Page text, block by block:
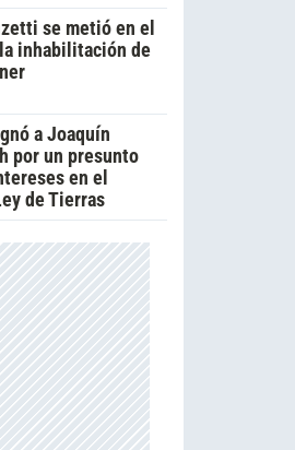
se metió en el
inhabilitación de
a Joaquín
por un presunto
en el
de Tierras